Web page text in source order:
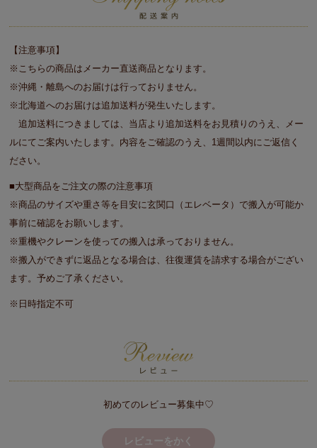
【注意事項】
※こちらの商品はメーカー直送商品となります。
※沖縄・離島へのお届けは行っておりません。
※北海道へのお届けは追加送料が発生いたします。
追加送料につきましては、当店より追加送料をお見積りのうえ、メー
ルにてご案内いたします。内容をご確認のうえ、1週間以内にご返信く
ださい。
■大型商品をご注文の際の注意事項
※商品のサイズや重さ等を目安に玄関口（エレベータ）で搬入が可能か
事前に確認をお願いします。
※重機やクレーンを使っての搬入は承っておりません。
※搬入ができずに返品となる場合は、往復運賃を請求する場合がござい
ます。予めご了承ください。
※日時指定不可
初めてのレビュー募集中♡
レビューをかく